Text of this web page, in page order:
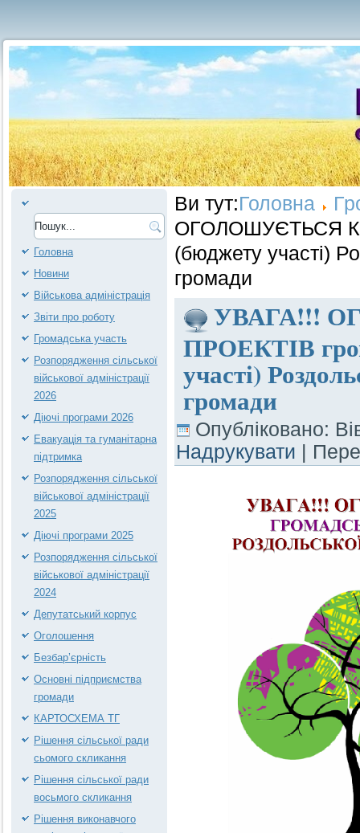
Головна
Новини
Військова адміністрація
Звіти про роботу
Громадська участь
Розпорядження сільської
військової адміністрації
2026
Діючі програми 2026
Евакуація та гуманітарна
підтримка
Розпорядження сільської
військової адміністрації
2025
Діючі програми 2025
Розпорядження сільської
військової адміністрації
2024
Депутатський корпус
Оголошення
Безбар’єрність
Основні підприємства
громади
КАРТОСХЕМА ТГ
Рішення сільської ради
сьомого скликання
Рішення сільської ради
восьмого скликання
Рішення виконавчого
Ви тут:Головна
ОГОЛОШУЄТЬСЯ
(бюджету участі)
громади
УВАГА!!!
ПРОЕКТІВ
участі)
громади
Опубліковано:
Надрукувати
|